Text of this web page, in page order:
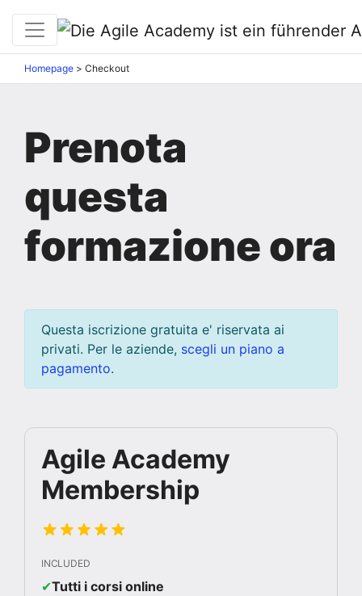
Homepage > Checkout
Prenota
questa
formazione ora
Questa iscrizione gratuita e' riservata ai
privati. Per le aziende, scegli un piano a
pagamento.
Agile Academy
Membership
INCLUDED
✔︎Tutti i corsi online